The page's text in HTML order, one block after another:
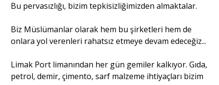
Bu pervasızlığı, bizim tepkisizliğimizden almaktalar.
Biz Müslümanlar olarak hem bu şirketleri hem de
onlara yol verenleri rahatsız etmeye devam edeceğiz...
Limak Port limanından her gün gemiler kalkıyor. Gıda,
petrol, demir, çimento, sarf malzeme ihtiyaçları bizim